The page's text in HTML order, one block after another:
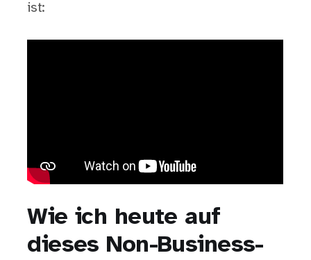
ist:
Wie ich heute auf
dieses Non-Business-